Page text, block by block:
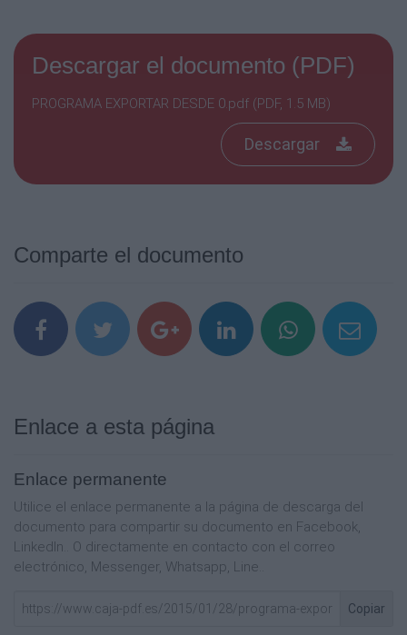
Descargar el documento (PDF)
PROGRAMA EXPORTAR DESDE 0.pdf (PDF, 1.5 MB)
Descargar
Comparte el documento
Enlace a esta página
Enlace permanente
Utilice el enlace permanente a la página de descarga del
documento para compartir su documento en Facebook,
LinkedIn.. O directamente en contacto con el correo
electrónico, Messenger, Whatsapp, Line..
Copiar